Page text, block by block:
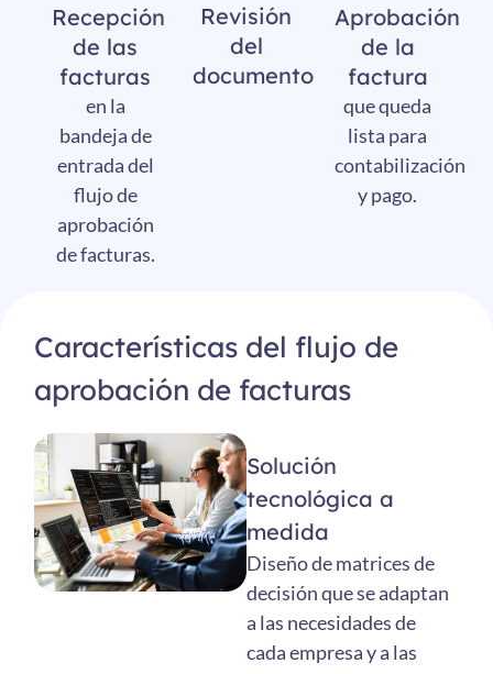
Recepción
de las
facturas
en la
bandeja de
entrada del
flujo de
aprobación
de facturas.
Revisión
del
documento
Aprobación
de la
factura
que queda
lista para
contabilización
y pago.
Características del flujo de
aprobación de facturas
Solución
tecnológica a
medida
Diseño de matrices de
decisión que se adaptan
a las necesidades de
cada empresa y a las